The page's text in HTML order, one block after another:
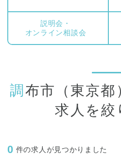
説明会・
オンライン相談会
調布市（東京都）の無資格の
求人を絞
0 件の求人が見つかりました